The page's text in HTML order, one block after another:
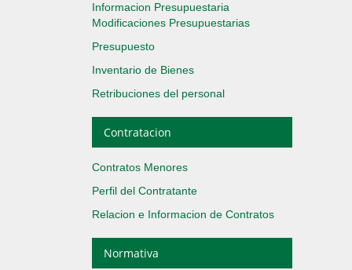
Informacion Presupuestaria
Modificaciones Presupuestarias
Presupuesto
Inventario de Bienes
Retribuciones del personal
Contratacion
Contratos Menores
Perfil del Contratante
Relacion e Informacion de Contratos
Normativa